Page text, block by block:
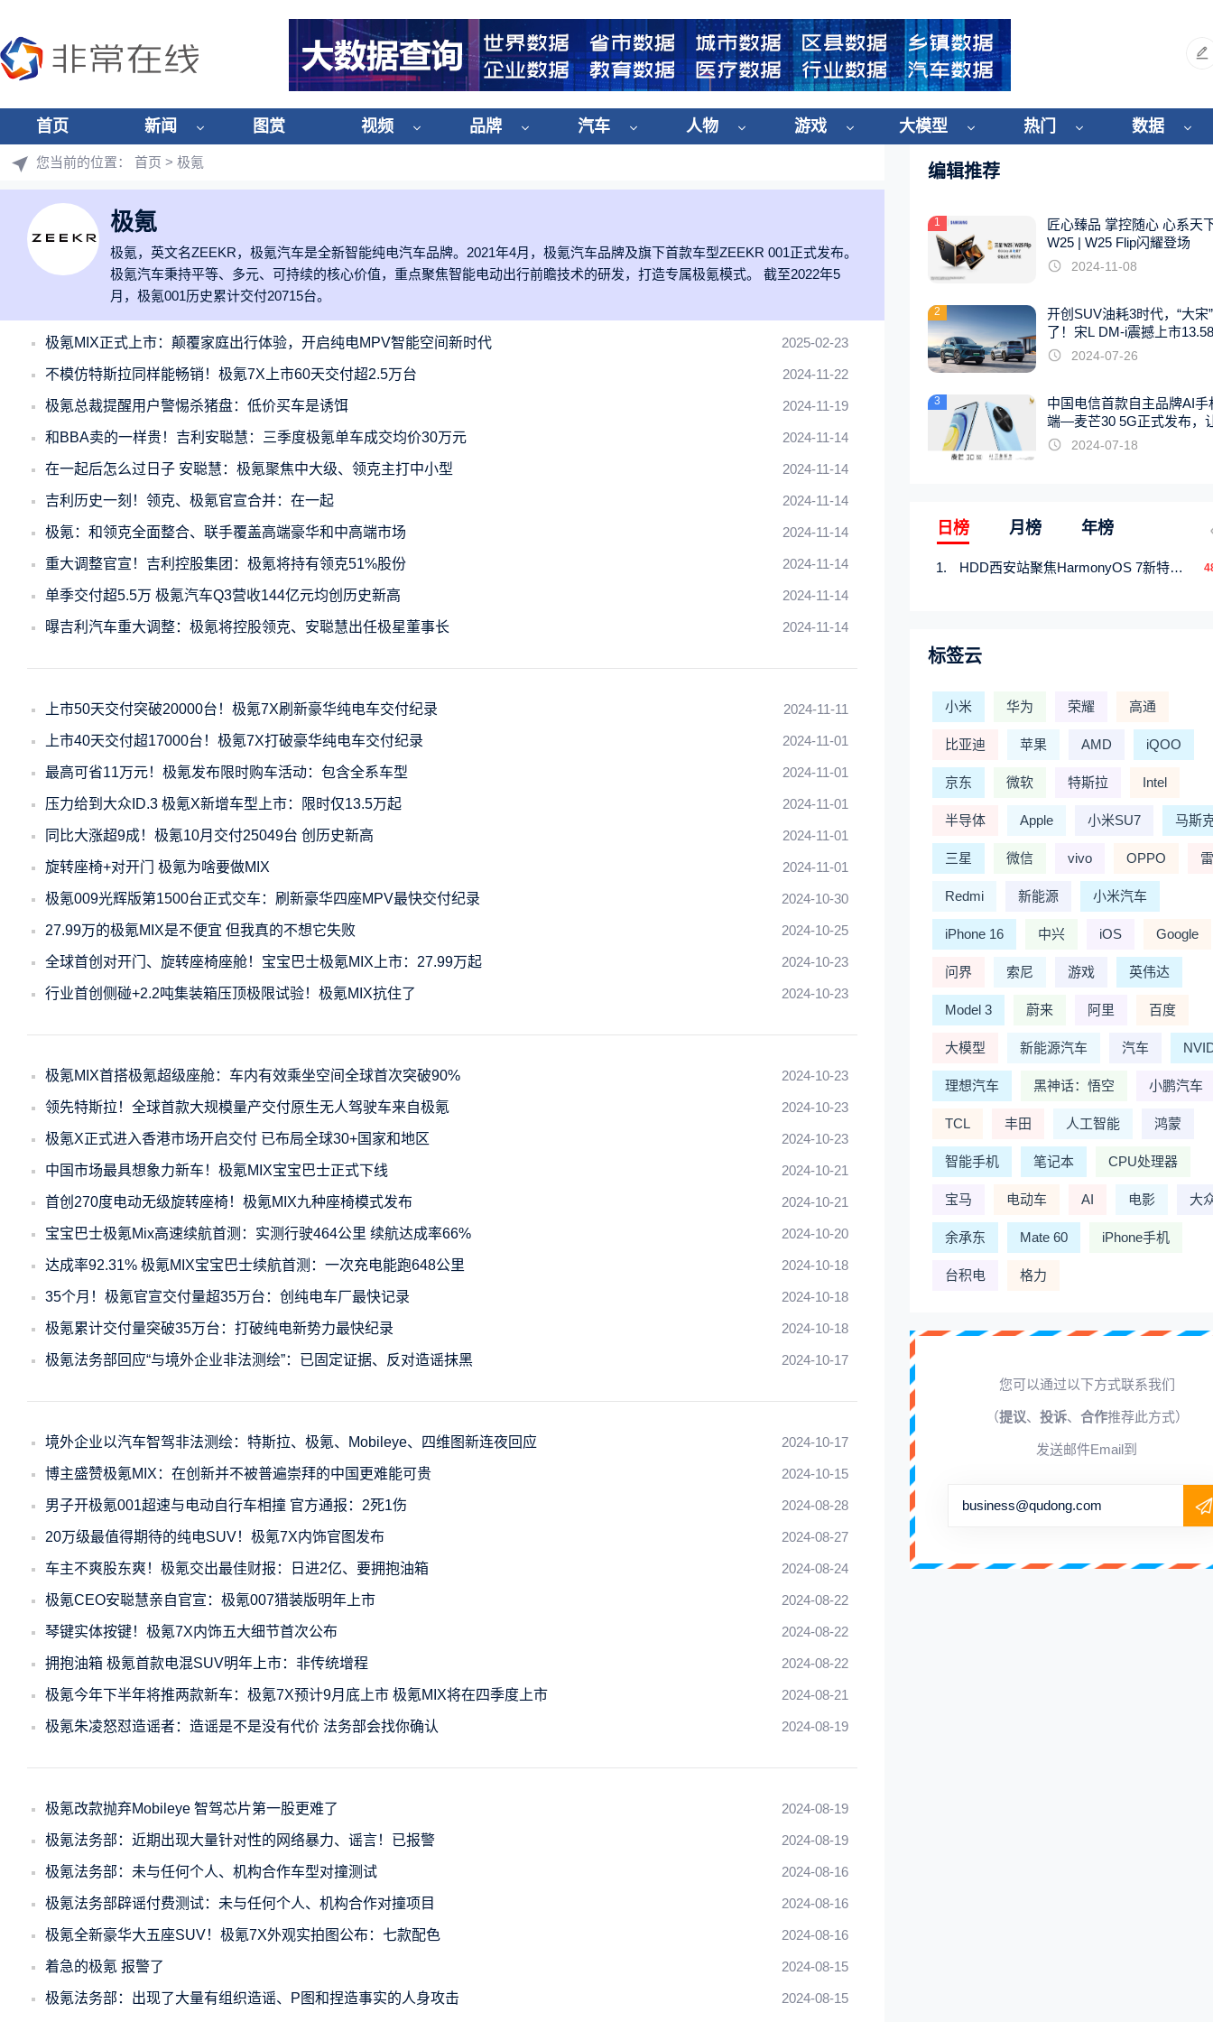
首页 新闻 图赏 视频 品牌 汽车 人物 游戏 大模型 热门 数据
您当前的位置： 首页 > 极氪
极氪
极氪，英文名ZEEKR，极氪汽车是全新智能纯电汽车品牌。2021年4月，极氪汽车品牌及旗下首款车型ZEEKR 001正式发布。
极氪汽车秉持平等、多元、可持续的核心价值，重点聚焦智能电动出行前瞻技术的研发，打造专属极氪模式。 截至2022年5
月，极氪001历史累计交付20715台。
2025-02-23
极氪MIX正式上市：颠覆家庭出行体验，开启纯电MPV智能空间新时代
2024-11-22
不模仿特斯拉同样能畅销！极氪7X上市60天交付超2.5万台
2024-11-19
极氪总裁提醒用户警惕杀猪盘：低价买车是诱饵
2024-11-14
和BBA卖的一样贵！吉利安聪慧：三季度极氪单车成交均价30万元
2024-11-14
在一起后怎么过日子 安聪慧：极氪聚焦中大级、领克主打中小型
2024-11-14
吉利历史一刻！领克、极氪官宣合并：在一起
2024-11-14
极氪：和领克全面整合、联手覆盖高端豪华和中高端市场
2024-11-14
重大调整官宣！吉利控股集团：极氪将持有领克51%股份
2024-11-14
单季交付超5.5万 极氪汽车Q3营收144亿元均创历史新高
2024-11-14
曝吉利汽车重大调整：极氪将控股领克、安聪慧出任极星董事长
2024-11-11
上市50天交付突破20000台！极氪7X刷新豪华纯电车交付纪录
2024-11-01
上市40天交付超17000台！极氪7X打破豪华纯电车交付纪录
2024-11-01
最高可省11万元！极氪发布限时购车活动：包含全系车型
2024-11-01
压力给到大众ID.3 极氪X新增车型上市：限时仅13.5万起
2024-11-01
同比大涨超9成！极氪10月交付25049台 创历史新高
2024-11-01
旋转座椅+对开门 极氪为啥要做MIX
2024-10-30
极氪009光辉版第1500台正式交车：刷新豪华四座MPV最快交付纪录
2024-10-25
27.99万的极氪MIX是不便宜 但我真的不想它失败
2024-10-23
全球首创对开门、旋转座椅座舱！宝宝巴士极氪MIX上市：27.99万起
2024-10-23
行业首创侧碰+2.2吨集装箱压顶极限试验！极氪MIX抗住了
2024-10-23
极氪MIX首搭极氪超级座舱：车内有效乘坐空间全球首次突破90%
2024-10-23
领先特斯拉！全球首款大规模量产交付原生无人驾驶车来自极氪
2024-10-23
极氪X正式进入香港市场开启交付 已布局全球30+国家和地区
2024-10-21
中国市场最具想象力新车！极氪MIX宝宝巴士正式下线
2024-10-21
首创270度电动无级旋转座椅！极氪MIX九种座椅模式发布
2024-10-20
宝宝巴士极氪Mix高速续航首测：实测行驶464公里 续航达成率66%
2024-10-18
达成率92.31% 极氪MIX宝宝巴士续航首测：一次充电能跑648公里
2024-10-18
35个月！极氪官宣交付量超35万台：创纯电车厂最快记录
2024-10-18
极氪累计交付量突破35万台：打破纯电新势力最快纪录
2024-10-17
极氪法务部回应“与境外企业非法测绘”：已固定证据、反对造谣抹黑
2024-10-17
境外企业以汽车智驾非法测绘：特斯拉、极氪、Mobileye、四维图新连夜回应
2024-10-15
博主盛赞极氪MIX：在创新并不被普遍崇拜的中国更难能可贵
2024-08-28
男子开极氪001超速与电动自行车相撞 官方通报：2死1伤
2024-08-27
20万级最值得期待的纯电SUV！极氪7X内饰官图发布
2024-08-24
车主不爽股东爽！极氪交出最佳财报：日进2亿、要拥抱油箱
2024-08-22
极氪CEO安聪慧亲自官宣：极氪007猎装版明年上市
2024-08-22
琴键实体按键！极氪7X内饰五大细节首次公布
2024-08-22
拥抱油箱 极氪首款电混SUV明年上市：非传统增程
2024-08-21
极氪今年下半年将推两款新车：极氪7X预计9月底上市 极氪MIX将在四季度上市
2024-08-19
极氪朱凌怒怼造谣者：造谣是不是没有代价 法务部会找你确认
2024-08-19
极氪改款抛弃Mobileye 智驾芯片第一股更难了
2024-08-19
极氪法务部：近期出现大量针对性的网络暴力、谣言！已报警
2024-08-16
极氪法务部：未与任何个人、机构合作车型对撞测试
2024-08-16
极氪法务部辟谣付费测试：未与任何个人、机构合作对撞项目
2024-08-16
极氪全新豪华大五座SUV！极氪7X外观实拍图公布：七款配色
2024-08-15
着急的极氪 报警了
2024-08-15
极氪法务部：出现了大量有组织造谣、P图和捏造事实的人身攻击
编辑推荐
1
匠心臻品 掌控随心 心系天
W25 | W25 Flip闪耀登场
2024-11-08
2
开创SUV油耗3时代，“大宋
了！宋L DM-i震撼上市
起
2024-07-26
3
中国电信首款自主品牌AI手
端—麦芒30 5G正式发布，
触手可及2024-07-18
日榜 月榜 年榜
HDD西安站聚焦HarmonyOS 7新特性，解锁从互联到智能的应用开发新范式
标签云
小米 华为 荣耀 高通
比亚迪 苹果 AMD iQOO
京东 微软 特斯拉 Intel
半导体 Apple 小米SU7 马斯
三星 微信 vivo OPPO
Redmi 新能源 小米汽车
iPhone 16 中兴 iOS Google
问界 索尼 游戏 英伟达
Model 3 蔚来 阿里 百度
大模型 新能源汽车 汽车
理想汽车 黑神话：悟空 小鹏汽车
TCL 丰田 人工智能 鸿蒙
智能手机 笔记本 CPU处理器
宝马 电动车 AI 电影 大
余承东 Mate 60 iPhone手机
台积电 格力
您可以通过以下方式联系我们
（提议、 投诉、 合作推荐此方式）
发送邮件Email到
business@qudong.com